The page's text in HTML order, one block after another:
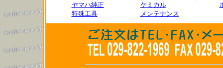
ヤマハ純正
特殊工具
ケミカル
メンテナンス